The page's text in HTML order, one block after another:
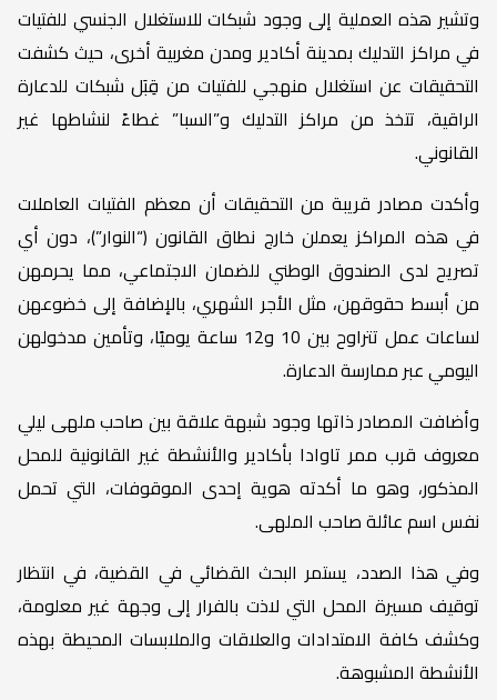
وتشير هذه العملية إلى وجود شبكات للاستغلال الجنسي للفتيات
في مراكز التدليك بمدينة أكادير ومدن مغربية أخرى، حيث كشفت
التحقيقات عن استغلال منهجي للفتيات من قِبَل شبكات للدعارة
الراقية، تتخذ من مراكز التدليك و”السبا” غطاءً لنشاطها غير
القانوني.
وأكدت مصادر قريبة من التحقيقات أن معظم الفتيات العاملات
في هذه المراكز يعملن خارج نطاق القانون (“النوار”)، دون أي
تصريح لدى الصندوق الوطني للضمان الاجتماعي، مما يحرمهن
من أبسط حقوقهن، مثل الأجر الشهري، بالإضافة إلى خضوعهن
لساعات عمل تتراوح بين 10 و12 ساعة يوميًا، وتأمين مدخولهن
اليومي عبر ممارسة الدعارة.
وأضافت المصادر ذاتها وجود شبهة علاقة بين صاحب ملهى ليلي
معروف قرب ممر تاوادا بأكادير والأنشطة غير القانونية للمحل
المذكور، وهو ما أكدته هوية إحدى الموقوفات، التي تحمل
نفس اسم عائلة صاحب الملهى.
وفي هذا الصدد، يستمر البحث القضائي في القضية، في انتظار
توقيف مسيرة المحل التي لاذت بالفرار إلى وجهة غير معلومة،
وكشف كافة الامتدادات والعلاقات والملابسات المحيطة بهذه
الأنشطة المشبوهة.